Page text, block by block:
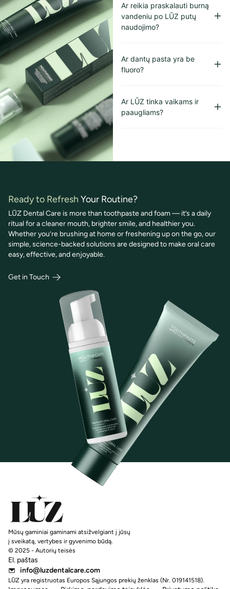
Ar reikia praskalauti burną
vandeniu po LŪZ putų
naudojimo?
Ar dantų pasta yra be
fluoro?
Ar LŪZ tinka vaikams ir
paaugliams?
Ready to Refresh Your Routine?
LŪZ Dental Care is more than toothpaste and foam — it’s a daily
ritual for a cleaner mouth, brighter smile, and healthier you.
Whether you’re brushing at home or freshening up on the go, our
simple, science-backed solutions are designed to make oral care
easy, effective, and enjoyable.
Get in Touch
El. paštas
info@luzdentalcare.com
LŪZ yra registruotas Europos Sąjungos prekių ženklas (Nr. 019141518).
Mūsų gaminiai gaminami atsižvelgiant į jūsų
į sveikatą, vertybes ir gyvenimo būdą.
© 2025 - Autorių teisės